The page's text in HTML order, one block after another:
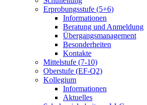
Erprobungsstufe (5+6)
Informationen
Beratung und Anmeldung
Übergangsmanagement
Besonderheiten
Kontakte
Mittelstufe (7-10)
Oberstufe (EF-Q2)
Kollegium
Informationen
Aktuelles